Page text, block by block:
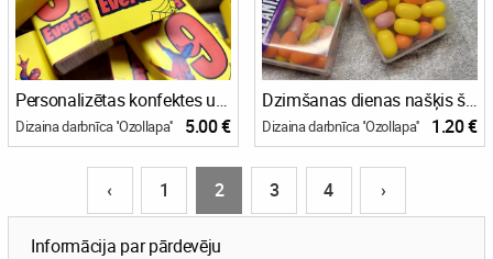
Personalizētas konfektes un toperu komplekts Spiderman tematikā
Dizaina darbnīca ''Ozollapa'' 5.00 €
Dzimšanas dienas našķis šokolādītes un Tiktak konfektes
Dizaina darbnīca ''Ozollapa'' 1.20 €
‹ 1 2 3 4 ›
Informācija par pārdevēju